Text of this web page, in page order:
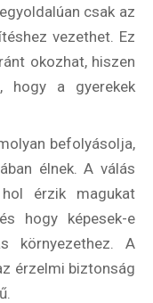
csak az
vezethet. Ez
okozhat, hiszen
hogy a gyerekek
befolyásolja,
élnek. A válás
érzik magukat
hogy képesek-e
környezethez. A
érzelmi biztonság